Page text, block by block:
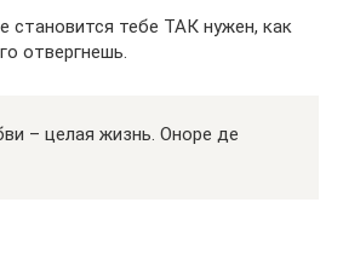
становится тебе ТАК нужен, как
отвергнешь.
– целая жизнь. Оноре де